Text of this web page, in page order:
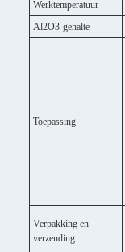
Werktemperatuur
Al2O3-gehalte
Toepassing
Verpakking en
verzending